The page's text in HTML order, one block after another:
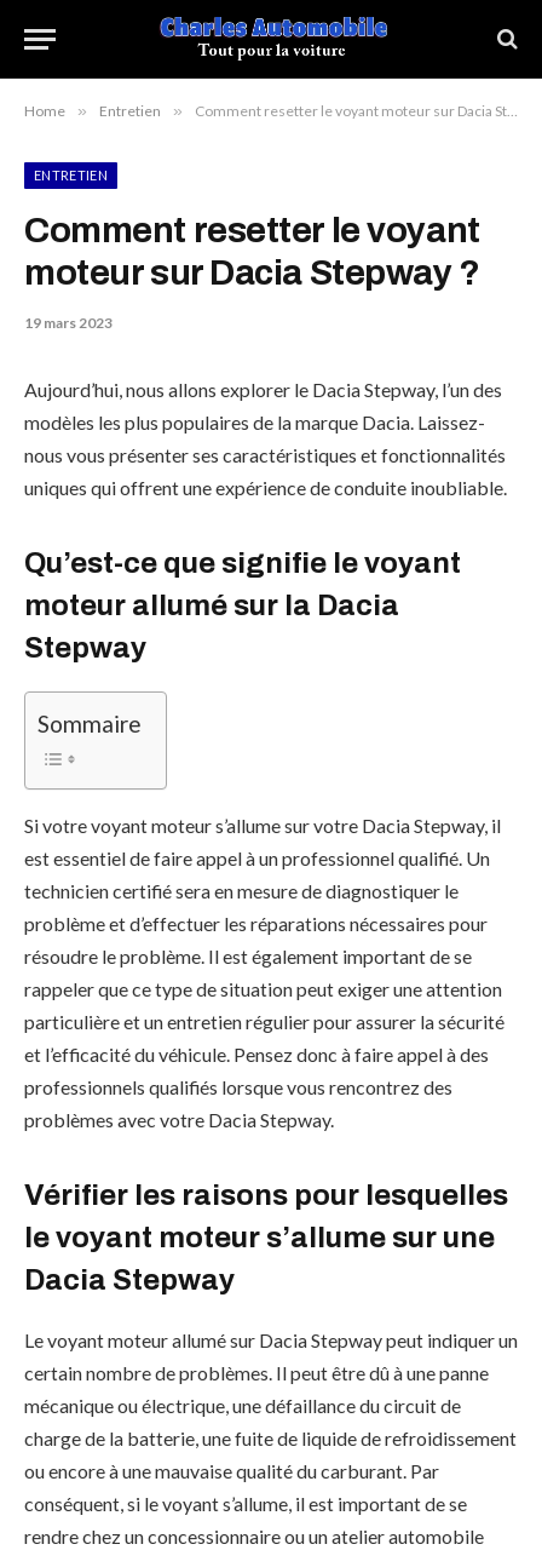
Home » Entretien » Comment resetter le voyant moteur sur Dacia Stepway ?
ENTRETIEN
Comment resetter le voyant
moteur sur Dacia Stepway ?
19 mars 2023
Aujourd’hui, nous allons explorer le Dacia Stepway, l’un des
modèles les plus populaires de la marque Dacia. Laissez-
nous vous présenter ses caractéristiques et fonctionnalités
uniques qui offrent une expérience de conduite inoubliable.
Qu’est-ce que signifie le voyant
moteur allumé sur la Dacia
Stepway
Sommaire
Si votre voyant moteur s’allume sur votre Dacia Stepway, il
est essentiel de faire appel à un professionnel qualifié. Un
technicien certifié sera en mesure de diagnostiquer le
problème et d’effectuer les réparations nécessaires pour
résoudre le problème. Il est également important de se
rappeler que ce type de situation peut exiger une attention
particulière et un entretien régulier pour assurer la sécurité
et l’efficacité du véhicule. Pensez donc à faire appel à des
professionnels qualifiés lorsque vous rencontrez des
problèmes avec votre Dacia Stepway.
Vérifier les raisons pour lesquelles
le voyant moteur s’allume sur une
Dacia Stepway
Le voyant moteur allumé sur Dacia Stepway peut indiquer un
certain nombre de problèmes. Il peut être dû à une panne
mécanique ou électrique, une défaillance du circuit de
charge de la batterie, une fuite de liquide de refroidissement
ou encore à une mauvaise qualité du carburant. Par
conséquent, si le voyant s’allume, il est important de se
rendre chez un concessionnaire ou un atelier automobile